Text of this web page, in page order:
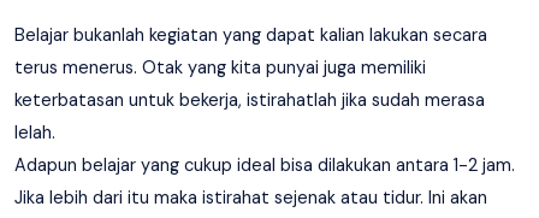
Belajar bukanlah kegiatan yang dapat kalian lakukan secara
terus menerus. Otak yang kita punyai juga memiliki
keterbatasan untuk bekerja, istirahatlah jika sudah merasa
lelah.
Adapun belajar yang cukup ideal bisa dilakukan antara 1-2 jam.
Jika lebih dari itu maka istirahat sejenak atau tidur. Ini akan